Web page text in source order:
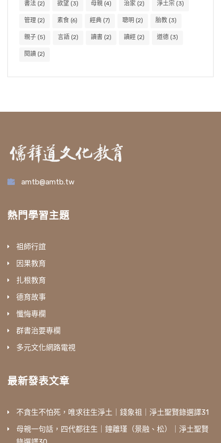
書法 (2) 欲望 (3) 母親 (4) 治家 (2) 淨土宗 (3)
管理 (2) 素食 (6) 經典 (7) 聰明 (2) 胎教 (3)
親子 (5) 言語 (2) 讀書 (2) 讀經 (2) 道德 (3)
閱讀 (2)
amtb@amtb.tw
熱門學習主題
祖師行誼
因果教育
扎根教育
德育故事
懺悔專欄
群書治要專欄
多元文化網路電視
最新發表文章
不貪生不怕死，唯求往生淨土｜錢象祖｜淨土聖賢錄選譯31
母親一句話，四代都往生｜鐘離瑾（景融、松）｜淨土聖賢